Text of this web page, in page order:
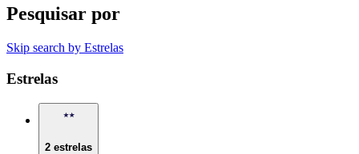
Pesquisar por
Skip search by Estrelas
Estrelas
2 estrelas